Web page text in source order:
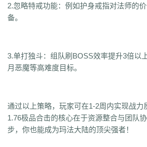
2.忽略特戒功能：例如护身戒指对法师的
备。
3.单打独斗：组队刷BOSS效率提升3倍以
月恶魔等高难度目标。
通过以上策略，玩家可在1-2周内实现战力
1.76极品合击的核心在于资源整合与团队
步，你也能成为玛法大陆的顶尖强者！